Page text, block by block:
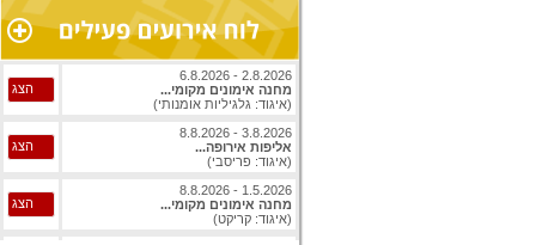
2.8.2026 - 6.8.2026
מחנה אימונים מקומי...
(איגוד: גלגיליות אומנותי)
הצג
3.8.2026 - 8.8.2026
אליפות אירופה...
(איגוד: פריסבי)
הצג
1.5.2026 - 8.8.2026
מחנה אימונים מקומי...
(איגוד: קריקט)
הצג